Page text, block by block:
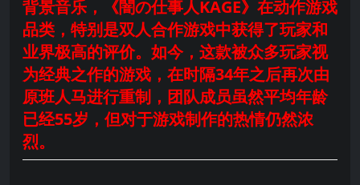
背景音乐，《闇の仕事人KAGE》在动作游戏
品类，特别是双人合作游戏中获得了玩家和
业界极高的评价。如今，这款被众多玩家视
为经典之作的游戏，在时隔34年之后再次由
原班人马进行重制，团队成员虽然平均年龄
已经55岁，但对于游戏制作的热情仍然浓
烈。